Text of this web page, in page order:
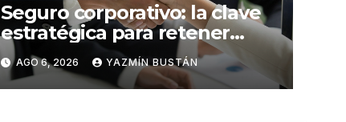
Seguro corporativo: la clave
estratégica para retener
talento en Ecuador
AGO 6, 2026 YAZMÍN BUSTÁN